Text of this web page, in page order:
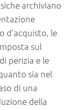
archiviano
d'acquisto, le
sul
perizia e le
sia nel
di una
della